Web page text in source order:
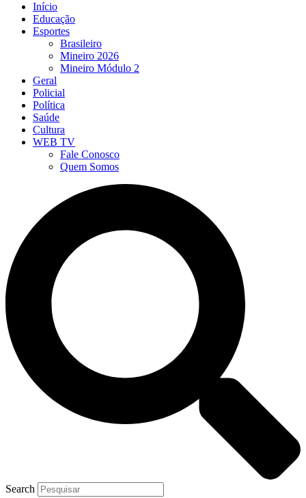
Início
Educação
Esportes
Brasileiro
Mineiro 2026
Mineiro Módulo 2
Geral
Policial
Política
Saúde
Cultura
WEB TV
Fale Conosco
Quem Somos
Search